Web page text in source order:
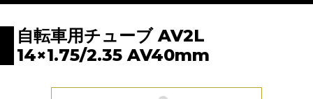
自転車用チューブ AV2L
14×1.75/2.35 AV40mm